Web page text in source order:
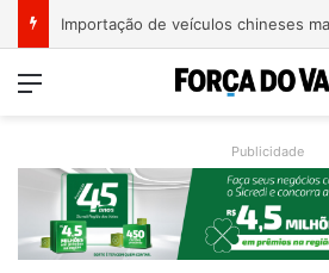
Menu
Publicidade